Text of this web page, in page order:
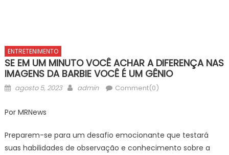
ENTRETENIMENTO
SE EM UM MINUTO VOCÊ ACHAR A DIFERENÇA NAS
IMAGENS DA BARBIE VOCÊ É UM GÊNIO
Posted
agosto 5, 2023 Author
admin Comment(0)
Por MRNews
Preparem-se para um desafio emocionante que testará
suas habilidades de observação e conhecimento sobre a